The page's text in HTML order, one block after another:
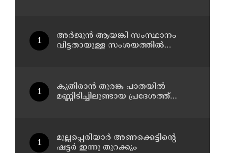
അര്‍ജുന്‍ ആയങ്കി സംസ്ഥാനം
വിട്ടതായുള്ള സംശയത്തില്‍
കുതിരാന്‍ തുരങ്ക പാതയില്‍
മണ്ണിടിച്ചിലുണ്ടായ പ്രദേശത്ത്
മുല്ലപ്പെരിയാര്‍ അണക്കെട്ടിന്റെ
ഷട്ടര്‍ ഇന്നു തുറക്കും